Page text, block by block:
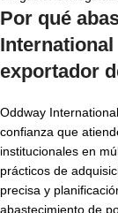
Por qué
exportador
Oddway
confianza que
institucionales en
prácticos de
precisa y
abastecimiento de